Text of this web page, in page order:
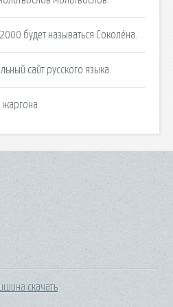
будет называться Соколёна.
сайт русского языка.
жаргона.
скачать